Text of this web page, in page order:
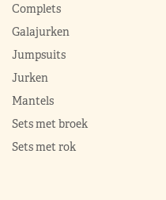
Complets
Galajurken
Jumpsuits
Jurken
Mantels
Sets met broek
Sets met rok